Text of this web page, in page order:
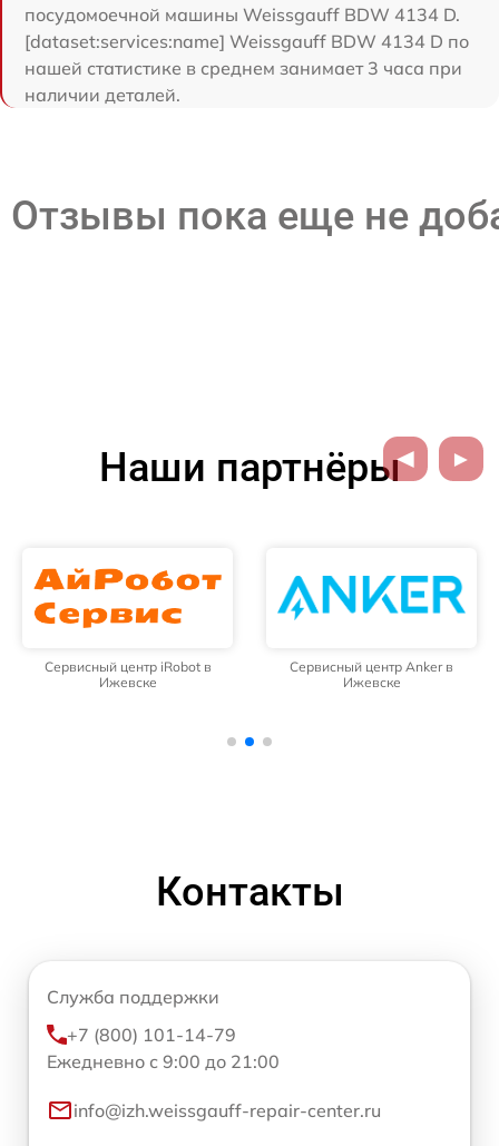
посудомоечной машины Weissgauff BDW 4134 D.
[dataset:services:name] Weissgauff BDW 4134 D по
нашей статистике в среднем занимает 3 часа при
наличии деталей.
Отзывы пока еще не
Наши партнёры
Сервисный центр iRobot в
Ижевске
Сервисный центр Anker в
Ижевске
Контакты
Служба поддержки
+7 (800) 101-14-79
Ежедневно с 9:00 до 21:00
info@izh.weissgauff-repair-center.ru